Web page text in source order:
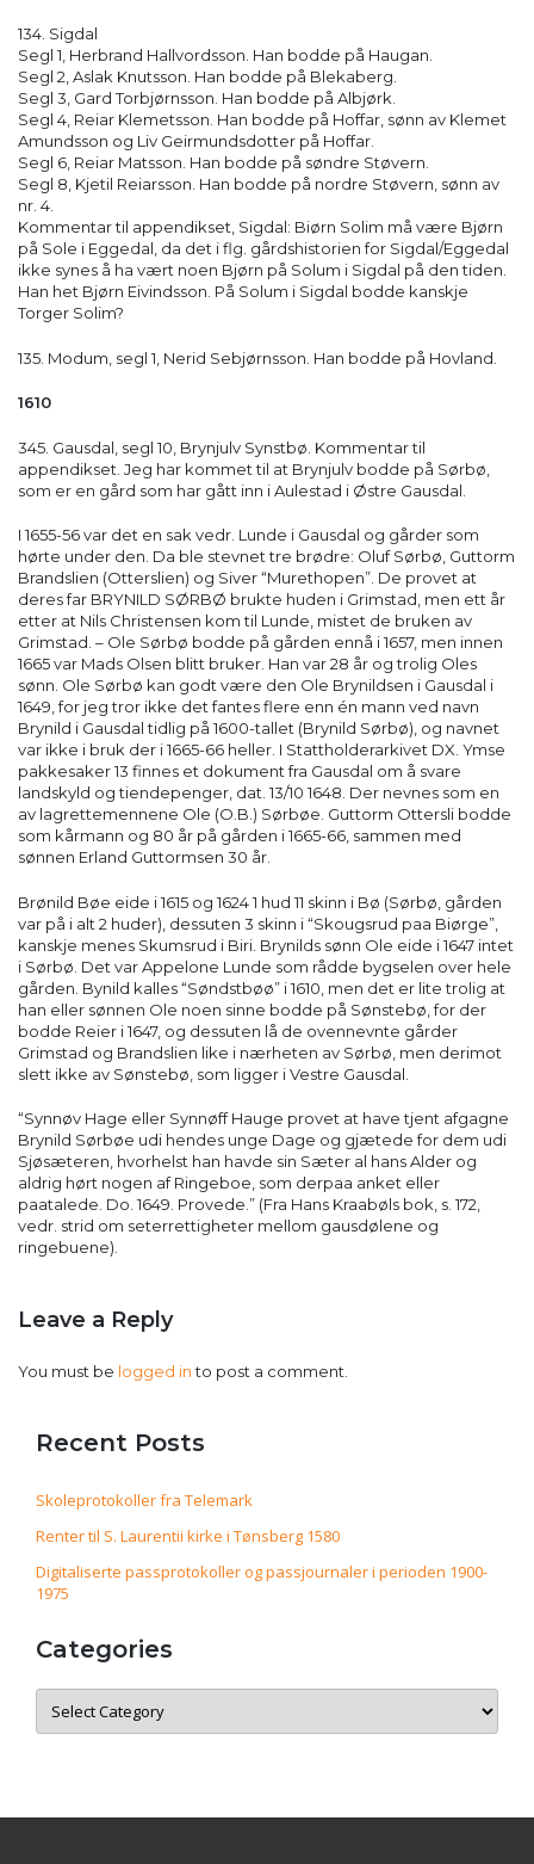
134. Sigdal
Segl 1, Herbrand Hallvordsson. Han bodde på Haugan.
Segl 2, Aslak Knutsson. Han bodde på Blekaberg.
Segl 3, Gard Torbjørnsson. Han bodde på Albjørk.
Segl 4, Reiar Klemetsson. Han bodde på Hoffar, sønn av Klemet
Amundsson og Liv Geirmundsdotter på Hoffar.
Segl 6, Reiar Matsson. Han bodde på søndre Støvern.
Segl 8, Kjetil Reiarsson. Han bodde på nordre Støvern, sønn av
nr. 4.
Kommentar til appendikset, Sigdal: Biørn Solim må være Bjørn
på Sole i Eggedal, da det i flg. gårdshistorien for Sigdal/Eggedal
ikke synes å ha vært noen Bjørn på Solum i Sigdal på den tiden.
Han het Bjørn Eivindsson. På Solum i Sigdal bodde kanskje
Torger Solim?
135. Modum, segl 1, Nerid Sebjørnsson. Han bodde på Hovland.
1610
345. Gausdal, segl 10, Brynjulv Synstbø. Kommentar til
appendikset. Jeg har kommet til at Brynjulv bodde på Sørbø,
som er en gård som har gått inn i Aulestad i Østre Gausdal.
I 1655-56 var det en sak vedr. Lunde i Gausdal og gårder som
hørte under den. Da ble stevnet tre brødre: Oluf Sørbø, Guttorm
Brandslien (Otterslien) og Siver “Murethopen”. De provet at
deres far BRYNILD SØRBØ brukte huden i Grimstad, men ett år
etter at Nils Christensen kom til Lunde, mistet de bruken av
Grimstad. – Ole Sørbø bodde på gården ennå i 1657, men innen
1665 var Mads Olsen blitt bruker. Han var 28 år og trolig Oles
sønn. Ole Sørbø kan godt være den Ole Brynildsen i Gausdal i
1649, for jeg tror ikke det fantes flere enn én mann ved navn
Brynild i Gausdal tidlig på 1600-tallet (Brynild Sørbø), og navnet
var ikke i bruk der i 1665-66 heller. I Stattholderarkivet DX. Ymse
pakkesaker 13 finnes et dokument fra Gausdal om å svare
landskyld og tiendepenger, dat. 13/10 1648. Der nevnes som en
av lagrettemennene Ole (O.B.) Sørbøe. Guttorm Ottersli bodde
som kårmann og 80 år på gården i 1665-66, sammen med
sønnen Erland Guttormsen 30 år.
Brønild Bøe eide i 1615 og 1624 1 hud 11 skinn i Bø (Sørbø, gården
var på i alt 2 huder), dessuten 3 skinn i “Skougsrud paa Biørge”,
kanskje menes Skumsrud i Biri. Brynilds sønn Ole eide i 1647 intet
i Sørbø. Det var Appelone Lunde som rådde bygselen over hele
gården. Bynild kalles “Søndstbøø” i 1610, men det er lite trolig at
han eller sønnen Ole noen sinne bodde på Sønstebø, for der
bodde Reier i 1647, og dessuten lå de ovennevnte gårder
Grimstad og Brandslien like i nærheten av Sørbø, men derimot
slett ikke av Sønstebø, som ligger i Vestre Gausdal.
“Synnøv Hage eller Synnøff Hauge provet at have tjent afgagne
Brynild Sørbøe udi hendes unge Dage og gjætede for dem udi
Sjøsæteren, hvorhelst han havde sin Sæter al hans Alder og
aldrig hørt nogen af Ringeboe, som derpaa anket eller
paatalede. Do. 1649. Provede.” (Fra Hans Kraabøls bok, s. 172,
vedr. strid om seterrettigheter mellom gausdølene og
ringebuene).
Leave a Reply
You must be logged into post a comment.
Recent Posts
Skoleprotokoller fra Telemark
Renter til S. Laurentii kirke i Tønsberg 1580
Digitaliserte passprotokoller og passjournaler i perioden 1900-
1975
Categories
Categories